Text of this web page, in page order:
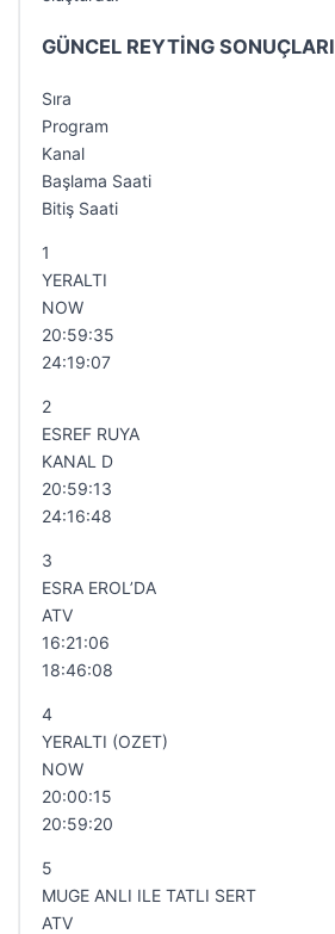
GÜNCEL REYTİNG SONUÇLARI
Sıra
Program
Kanal
Başlama Saati
Bitiş Saati
1
YERALTI
NOW
20:59:35
24:19:07
2
ESREF RUYA
KANAL D
20:59:13
24:16:48
3
ESRA EROL’DA
ATV
16:21:06
18:46:08
4
YERALTI (OZET)
NOW
20:00:15
20:59:20
5
MUGE ANLI ILE TATLI SERT
ATV